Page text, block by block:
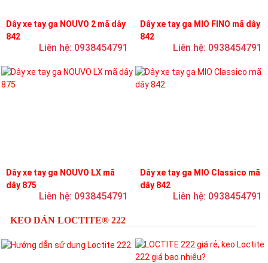
Dây xe tay ga NOUVO 2 mã dây
842
Liên hệ: 0938454791
Dây xe tay ga MIO FINO mã dây
842
Liên hệ: 0938454791
Dây xe tay ga NOUVO LX mã
dây 875
Liên hệ: 0938454791
Dây xe tay ga MIO Classico mã
dây 842
Liên hệ: 0938454791
KEO DÁN LOCTITE® 222